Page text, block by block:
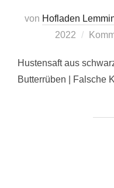
von Hofladen
2022
Hustensaft aus
Butterrüben | Falsche